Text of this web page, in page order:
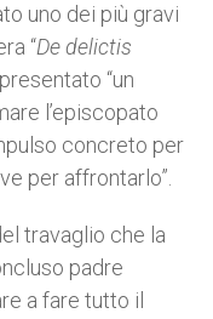
uno dei più gravi
“De delictis
“un
l’episcopato
concreto per
per affrontarlo”.
travaglio che la
padre
a fare tutto il